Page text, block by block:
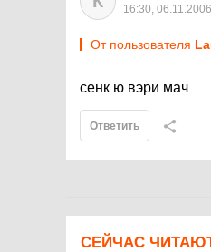
16:30, 06.11.2006
От пользователя
сенк ю вэри мач
Ответить
СЕЙЧАС